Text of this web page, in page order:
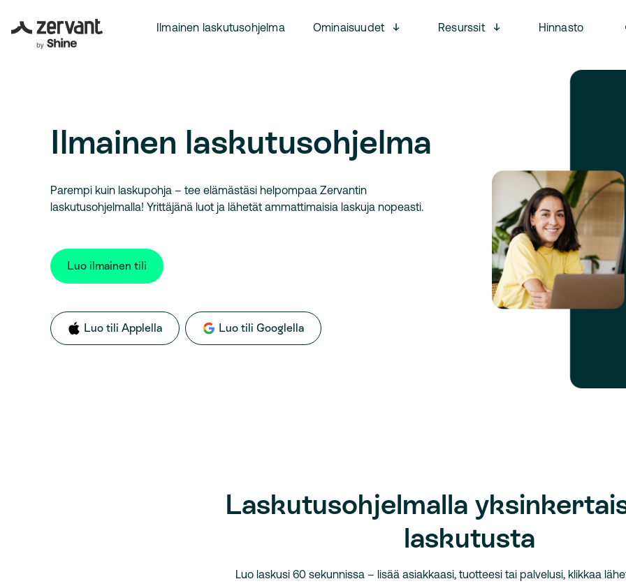
Ilmainen laskutusohjelma Ominaisuudet
Open menu
Resurssit
Open menu
Hinnasto
Ilmainen laskutusohjelma
Parempi kuin laskupohja – tee elämästäsi helpompaa Zervantin
laskutusohjelmalla! Yrittäjänä luot ja lähetät ammattimaisia laskuja nopeasti.
Luo ilmainen tili
Luo tili Applella Luo tili Googlella
Laskutusohjelmalla
laskutusta
Luo laskusi 60 sekunnissa – lisää asiakkaasi, tuotteesi tai palvelusi, klikkaa